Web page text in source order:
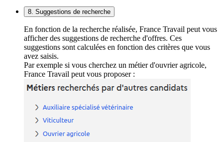
8. Suggestions de recherche
En fonction de la recherche réalisée, France Travail peut vous
afficher des suggestions de recherche d'offres. Ces
suggestions sont calculées en fonction des critères que vous
avez saisis.
Par exemple si vous cherchez un métier d'ouvrier agricole,
France Travail peut vous proposer :